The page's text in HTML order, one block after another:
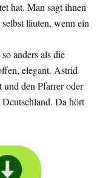
hat. Man sagt ihnen
läuten, wenn ein
anders als die
elegant. Astrid
und den Pfarrer oder
Da hört